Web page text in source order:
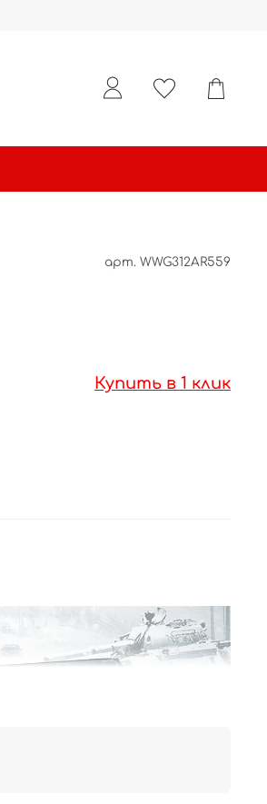
арт. WWG312AR559
Купить в 1 клик